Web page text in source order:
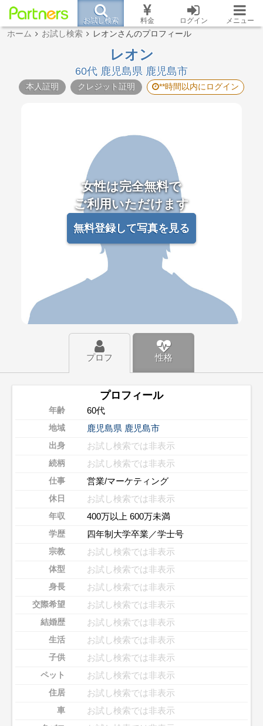
お試し検索 料金 ログイン メニュー
ホーム お試し検索 レオンさんのプロフィール
レオン
60代 鹿児島県 鹿児島市
本人証明 クレジット証明 **時間以内にログイン
女性は完全無料で
ご利用いただけます
無料登録して写真を見る
プロフ 性格
プロフィール
年齢 60代
地域 鹿児島県 鹿児島市
出身 お試し検索では非表示
続柄 お試し検索では非表示
仕事 営業/マーケティング
休日 お試し検索では非表示
年収 400万以上 600万未満
学歴 四年制大学卒業／学士号
宗教 お試し検索では非表示
体型 お試し検索では非表示
身長 お試し検索では非表示
交際希望 お試し検索では非表示
結婚歴 お試し検索では非表示
生活 お試し検索では非表示
子供 お試し検索では非表示
ペット お試し検索では非表示
住居 お試し検索では非表示
車 お試し検索では非表示